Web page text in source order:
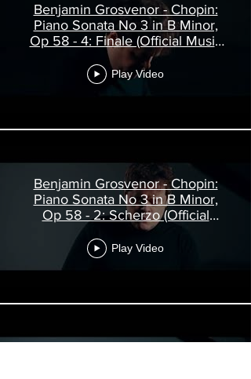
Benjamin Grosvenor - Chopin:
Piano Sonata No 3 in B Minor,
Op 58 - 4: Finale (Official Music
Video)
Play Video
Benjamin Grosvenor - Chopin:
Piano Sonata No 3 in B Minor,
Op 58 - 2: Scherzo (Official
Music Video)
Play Video